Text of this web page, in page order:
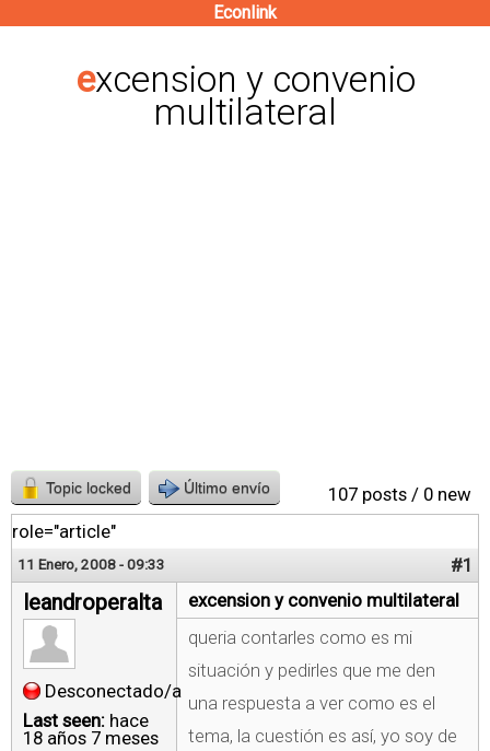
contenido
principal
Econlink
excension y convenio
multilateral
107 posts / 0 new
Topic locked Último envío
role="article"
11 Enero, 2008 - 09:33 #1
leandroperalta
Desconectado/a
Last seen: hace
18 años 7 meses
excension y convenio multilateral
queria contarles como es mi
situación y pedirles que me den
una respuesta a ver como es el
tema, la cuestión es así, yo soy de